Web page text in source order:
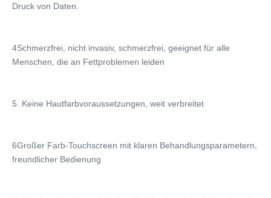
Cavitation Frequency:
10 kg
Name:
Druck von Daten.
4Schmerzfrei, nicht invasiv, schmerzfrei, geeignet für alle
Menschen, die an Fettproblemen leiden
5. Keine Hautfarbvoraussetzungen, weit verbreitet
6Großer Farb-Touchscreen mit klaren Behandlungsparametern,
freundlicher Bedienung